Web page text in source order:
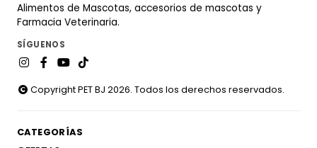
Alimentos de Mascotas, accesorios de mascotas y
Farmacia Veterinaria.
SÍGUENOS
Copyright PET BJ 2026. Todos los derechos reservados.
CATEGORÍAS